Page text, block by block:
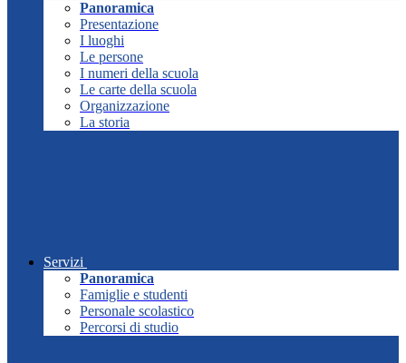
Panoramica
Presentazione
I luoghi
Le persone
I numeri della scuola
Le carte della scuola
Organizzazione
La storia
Servizi
Panoramica
Famiglie e studenti
Personale scolastico
Percorsi di studio